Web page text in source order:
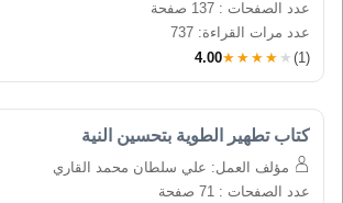
عدد الصفحات : 137 صفحة
عدد مرات القراءة: 737
4.00★★★★★ (1)
كتاب تطهير الطوية بتحسين النية
مؤلف العمل: علي سلطان محمد القاري
عدد الصفحات : 71 صفحة